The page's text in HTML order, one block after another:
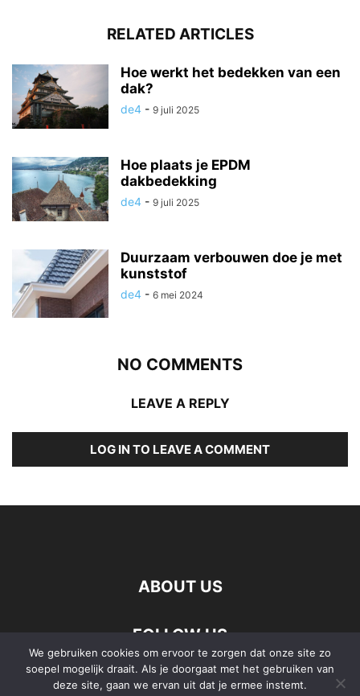
RELATED ARTICLES
Hoe werkt het bedekken van een
dak?
de4 - 9 juli 2025
Hoe plaats je EPDM
dakbedekking
de4 - 9 juli 2025
Duurzaam verbouwen doe je met
kunststof
de4 - 6 mei 2024
NO COMMENTS
LEAVE A REPLY
LOG IN TO LEAVE A COMMENT
ABOUT US
FOLLOW US
We gebruiken cookies om ervoor te zorgen dat onze site zo
soepel mogelijk draait. Als je doorgaat met het gebruiken van
deze site, gaan we ervan uit dat je ermee instemt.